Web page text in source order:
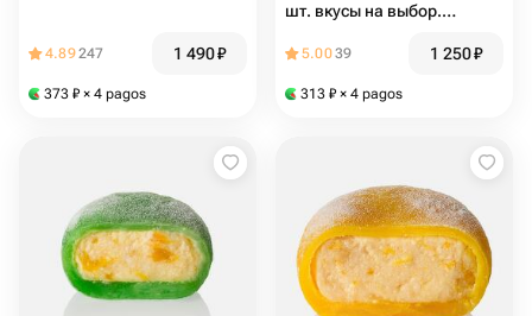
4.89247 1 490₽
373 ₽ × 4 pagos
шт. вкусы на выбор.
5.0039 1 250₽
313 ₽ × 4 pagos